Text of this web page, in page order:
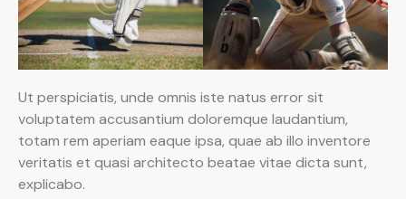
Ut perspiciatis, unde omnis iste natus error sit
voluptatem accusantium doloremque laudantium,
totam rem aperiam eaque ipsa, quae ab illo inventore
veritatis et quasi architecto beatae vitae dicta sunt,
explicabo.